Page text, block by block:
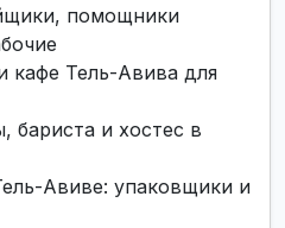
помощники
кафе Тель-Авива для
бариста и хостес в
Авиве: упаковщики и